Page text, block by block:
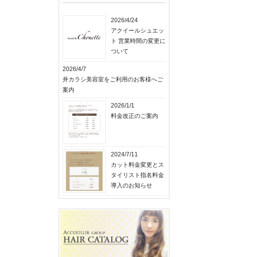
2026/4/24
アクイールシュエッ
ト 営業時間の変更に
ついて
2026/4/7
井カラシ美容室をご利用のお客様へご
案内
2026/1/1
料金改正のご案内
2024/7/11
カット料金変更とス
タイリスト指名料金
導入のお知らせ